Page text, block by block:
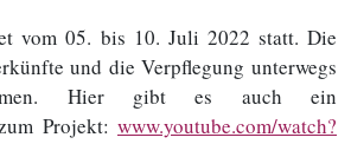
vom 05. bis 10. Juli 2022 statt. Die
und die Verpflegung unterwegs
Hier gibt es auch ein
Projekt: www.youtube.com/watch?